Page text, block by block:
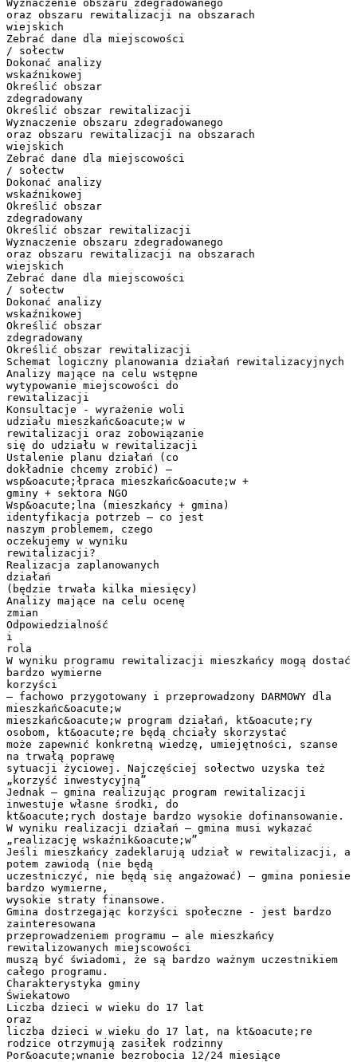
Wyznaczenie obszaru zdegradowanego
oraz obszaru rewitalizacji na obszarach
wiejskich
Zebrać dane dla miejscowości
/ sołectw
Dokonać analizy
wskaźnikowej
Określić obszar
zdegradowany
Określić obszar rewitalizacji
Wyznaczenie obszaru zdegradowanego
oraz obszaru rewitalizacji na obszarach
wiejskich
Zebrać dane dla miejscowości
/ sołectw
Dokonać analizy
wskaźnikowej
Określić obszar
zdegradowany
Określić obszar rewitalizacji
Wyznaczenie obszaru zdegradowanego
oraz obszaru rewitalizacji na obszarach
wiejskich
Zebrać dane dla miejscowości
/ sołectw
Dokonać analizy
wskaźnikowej
Określić obszar
zdegradowany
Określić obszar rewitalizacji
Schemat logiczny planowania działań rewitalizacyjnych
Analizy mające na celu wstępne
wytypowanie miejscowości do
rewitalizacji
Konsultacje - wyrażenie woli
udziału mieszkańc&oacute;w w
rewitalizacji oraz zobowiązanie
się do udziału w rewitalizacji
Ustalenie planu działań (co
dokładnie chcemy zrobić) –
wsp&oacute;łpraca mieszkańc&oacute;w +
gminy + sektora NGO
Wsp&oacute;lna (mieszkańcy + gmina)
identyfikacja potrzeb – co jest
naszym problemem, czego
oczekujemy w wyniku
rewitalizacji?
Realizacja zaplanowanych
działań
(będzie trwała kilka miesięcy)
Analizy mające na celu ocenę
zmian
Odpowiedzialność
i
rola
W wyniku programu rewitalizacji mieszkańcy mogą dostać
bardzo wymierne
korzyści
– fachowo przygotowany i przeprowadzony DARMOWY dla
mieszkańc&oacute;w
mieszkańc&oacute;w program działań, kt&oacute;ry
osobom, kt&oacute;re będą chciały skorzystać
może zapewnić konkretną wiedzę, umiejętności, szanse
na trwałą poprawę
sytuacji życiowej. Najczęściej sołectwo uzyska też
„korzyść inwestycyjną”
Jednak – gmina realizując program rewitalizacji
inwestuje własne środki, do
kt&oacute;rych dostaje bardzo wysokie dofinansowanie.
W wyniku realizacji działań – gmina musi wykazać
„realizację wskaźnik&oacute;w”
Jeśli mieszkańcy zadeklarują udział w rewitalizacji, a
potem zawiodą (nie będą
uczestniczyć, nie będą się angażować) – gmina poniesie
bardzo wymierne,
wysokie straty finansowe.
Gmina dostrzegając korzyści społeczne - jest bardzo
zainteresowana
przeprowadzeniem programu – ale mieszkańcy
rewitalizowanych miejscowości
muszą być świadomi, że są bardzo ważnym uczestnikiem
całego programu.
Charakterystyka gminy
Świekatowo
Liczba dzieci w wieku do 17 lat
oraz
liczba dzieci w wieku do 17 lat, na kt&oacute;re
rodzice otrzymują zasiłek rodzinny
Por&oacute;wnanie bezrobocia 12/24 miesiące